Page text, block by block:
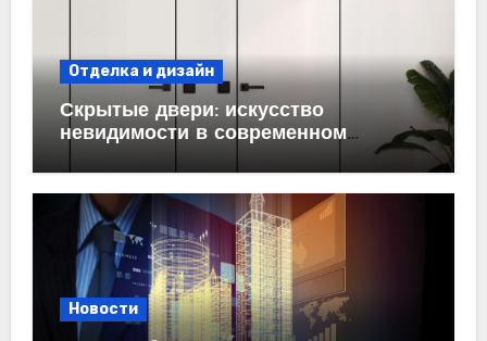
Отделка и дизайн
Скрытые двери: искусство
невидимости в современном
Новости